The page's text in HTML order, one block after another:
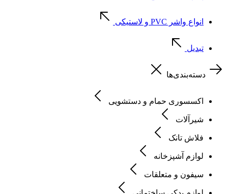
انواع واشر PVC و لاستیکی
تبدیل
دسته‌بندی‌ها
اکسسوری حمام و دستشویی
شیرآلات
فلاش تانک
لوازم آشپزخانه
سیفون و متعلقات